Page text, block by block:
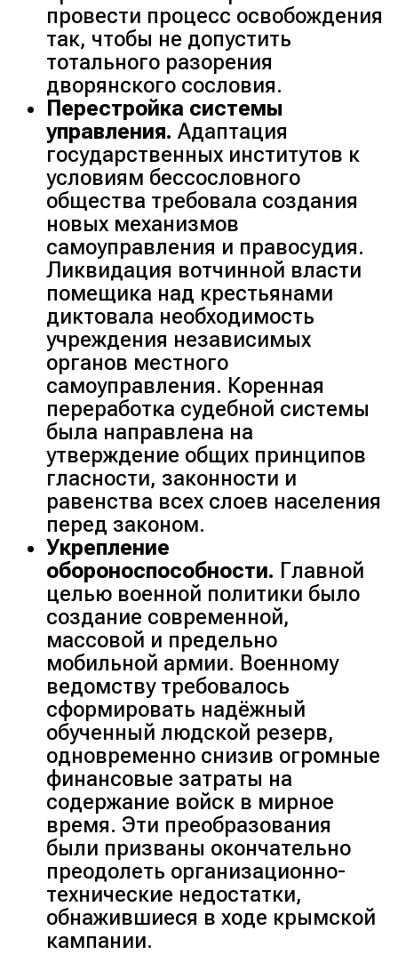
провести процесс освобождения
так, чтобы не допустить
тотального разорения
дворянского сословия.
Перестройка системы
управления. Адаптация
государственных институтов к
условиям бессословного
общества требовала создания
новых механизмов
самоуправления и правосудия.
Ликвидация вотчинной власти
помещика над крестьянами
диктовала необходимость
учреждения независимых
органов местного
самоуправления. Коренная
переработка судебной системы
была направлена на
утверждение общих принципов
гласности, законности и
равенства всех слоев населения
перед законом.
Укрепление
обороноспособности. Главной
целью военной политики было
создание современной,
массовой и предельно
мобильной армии. Военному
ведомству требовалось
сформировать надёжный
обученный людской резерв,
одновременно снизив огромные
финансовые затраты на
содержание войск в мирное
время. Эти преобразования
были призваны окончательно
преодолеть организационно-
технические недостатки,
обнажившиеся в ходе крымской
кампании.